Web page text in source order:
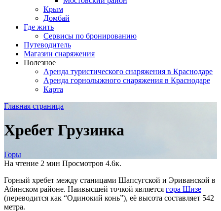
Крым
Домбай
Где жить
Сервисы по бронированию
Путеводитель
Магазин снаряжения
Полезное
Аренда туристического снаряжения в Краснодаре
Аренда горнолыжного снаряжения в Краснодаре
Карта
Главная страница
Хребет Грузинка
Горы
На чтение 2 мин Просмотров 4.6к.
Горный хребет между станицами Шапсугской и Эриванской в
Абинском районе. Наивысшей точкой является гора Шизе
(переводится как “Одинокий конь”), её высота составляет 542
метра.